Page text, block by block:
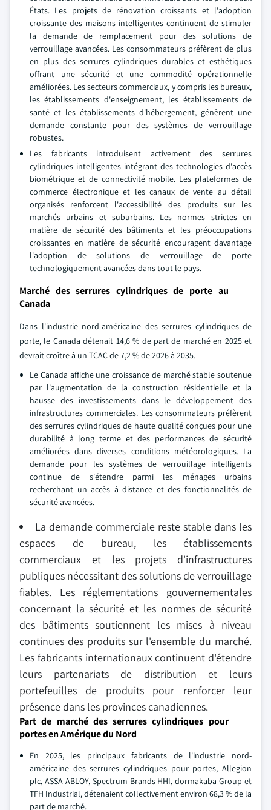
États. Les projets de rénovation croissants et l'adoption
croissante des maisons intelligentes continuent de stimuler
la demande de remplacement pour des solutions de
verrouillage avancées. Les consommateurs préfèrent de plus
en plus des serrures cylindriques durables et esthétiques
offrant une sécurité et une commodité opérationnelle
améliorées. Les secteurs commerciaux, y compris les bureaux,
les établissements d'enseignement, les établissements de
santé et les établissements d'hébergement, génèrent une
demande constante pour des systèmes de verrouillage
robustes.
Les fabricants introduisent activement des serrures
cylindriques intelligentes intégrant des technologies d'accès
biométrique et de connectivité mobile. Les plateformes de
commerce électronique et les canaux de vente au détail
organisés renforcent l'accessibilité des produits sur les
marchés urbains et suburbains. Les normes strictes en
matière de sécurité des bâtiments et les préoccupations
croissantes en matière de sécurité encouragent davantage
l'adoption de solutions de verrouillage de porte
technologiquement avancées dans tout le pays.
Marché des serrures cylindriques de porte au
Canada
Dans l'industrie nord-américaine des serrures cylindriques de
porte, le Canada détenait 14,6 % de part de marché en 2025 et
devrait croître à un TCAC de 7,2 % de 2026 à 2035.
Le Canada affiche une croissance de marché stable soutenue
par l'augmentation de la construction résidentielle et la
hausse des investissements dans le développement des
infrastructures commerciales. Les consommateurs préfèrent
des serrures cylindriques de haute qualité conçues pour une
durabilité à long terme et des performances de sécurité
améliorées dans diverses conditions météorologiques. La
demande pour les systèmes de verrouillage intelligents
continue de s'étendre parmi les ménages urbains
recherchant un accès à distance et des fonctionnalités de
sécurité avancées.
La demande commerciale reste stable dans les
espaces de bureau, les établissements
commerciaux et les projets d'infrastructures
publiques nécessitant des solutions de verrouillage
fiables. Les réglementations gouvernementales
concernant la sécurité et les normes de sécurité
des bâtiments soutiennent les mises à niveau
continues des produits sur l'ensemble du marché.
Les fabricants internationaux continuent d'étendre
leurs partenariats de distribution et leurs
portefeuilles de produits pour renforcer leur
présence dans les provinces canadiennes.
Part de marché des serrures cylindriques pour
portes en Amérique du Nord
En 2025, les principaux fabricants de l'industrie nord-
américaine des serrures cylindriques pour portes, Allegion
plc, ASSA ABLOY, Spectrum Brands HHI, dormakaba Group et
TFH Industrial, détenaient collectivement environ 68,3 % de la
part de marché.